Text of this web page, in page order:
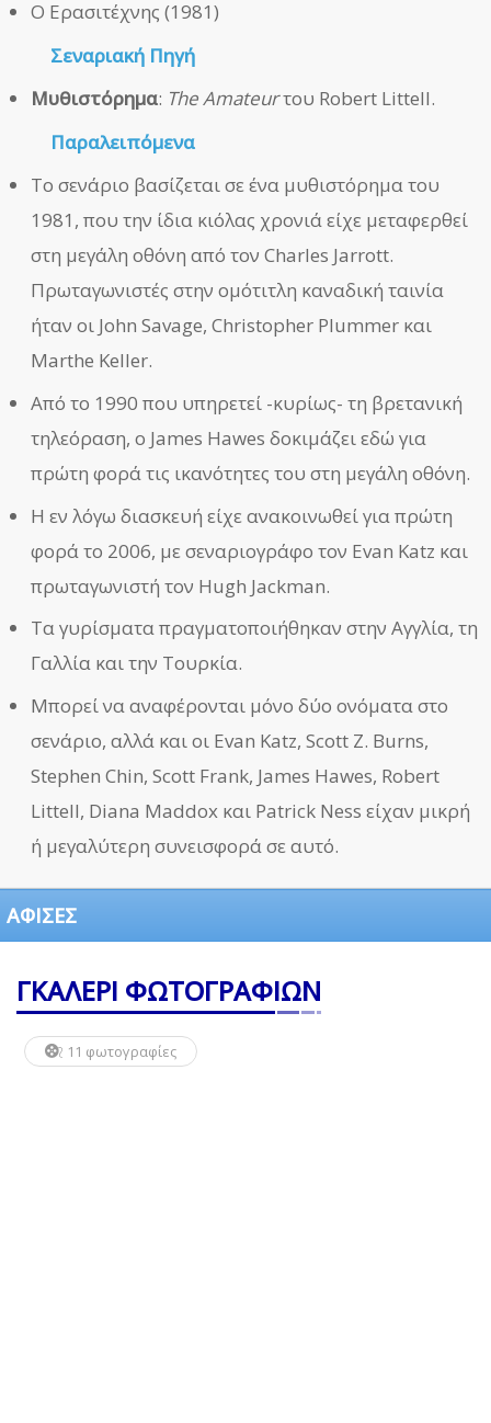
Ο Ερασιτέχνης (1981)
Σεναριακή Πηγή
Μυθιστόρημα: The Amateurτου Robert Littell.
Παραλειπόμενα
Το σενάριο βασίζεται σε ένα μυθιστόρημα του
1981, που την ίδια κιόλας χρονιά είχε μεταφερθεί
στη μεγάλη οθόνη από τον Charles Jarrott.
Πρωταγωνιστές στην ομότιτλη καναδική ταινία
ήταν οι John Savage, Christopher Plummer και
Marthe Keller.
Από το 1990 που υπηρετεί -κυρίως- τη βρετανική
τηλεόραση, ο James Hawes δοκιμάζει εδώ για
πρώτη φορά τις ικανότητες του στη μεγάλη οθόνη.
Η εν λόγω διασκευή είχε ανακοινωθεί για πρώτη
φορά το 2006, με σεναριογράφο τον Evan Katz και
πρωταγωνιστή τον Hugh Jackman.
Τα γυρίσματα πραγματοποιήθηκαν στην Αγγλία, τη
Γαλλία και την Τουρκία.
Μπορεί να αναφέρονται μόνο δύο ονόματα στο
σενάριο, αλλά και οι Evan Katz, Scott Z. Burns,
Stephen Chin, Scott Frank, James Hawes, Robert
Littell, Diana Maddox και Patrick Ness είχαν μικρή
ή μεγαλύτερη συνεισφορά σε αυτό.
ΑΦΙΣΕΣ
ΓΚΑΛΕΡΙ ΦΩΤΟΓΡΑΦΙΩΝ
11 φωτογραφίες